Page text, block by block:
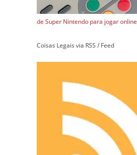
de Super Nintendo para jogar online
Coisas Legais via RSS / Feed